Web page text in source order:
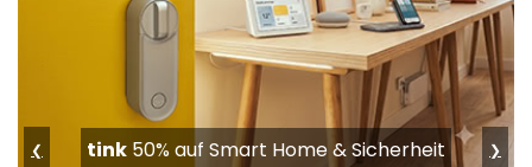
G-StarBis 50% im Summer Sale
❮ ❯